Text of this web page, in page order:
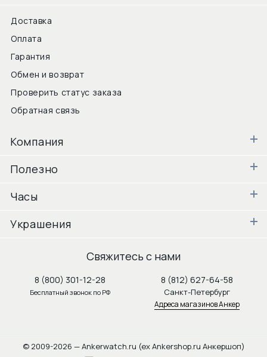
Доставка
Оплата
Гарантия
Обмен и возврат
Проверить статус заказа
Обратная связь
Компания
Полезно
Часы
Украшения
Свяжитесь с нами
8 (800) 301-12-28
Бесплатный звонок по РФ
8 (812) 627-64-58
Санкт-Петербург
Адреса магазинов Анкер
© 2009-2026 — Ankerwatch.ru (ex Ankershop.ru Анкершоп)